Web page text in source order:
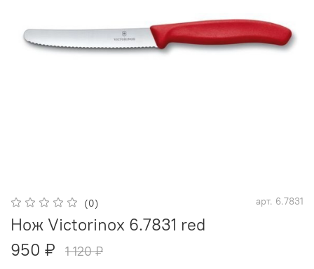
(0) арт. 6.7831
Нож Victorinox 6.7831 red
950 ₽
1 120 ₽